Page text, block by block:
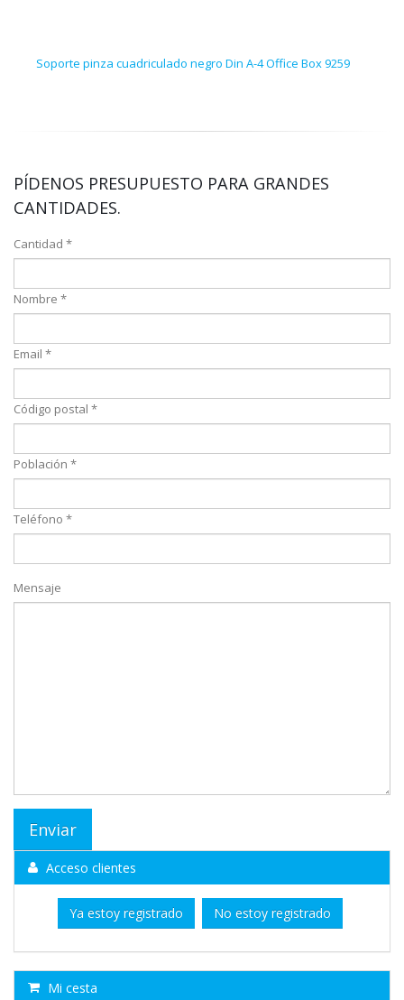
Soporte pinza cuadriculado negro Din A-4 Office Box 9259
PÍDENOS PRESUPUESTO PARA GRANDES
CANTIDADES.
Cantidad *
Nombre *
Email *
Código postal *
Población *
Teléfono *
Mensaje
Acceso clientes
Ya estoy registrado No estoy registrado
Mi cesta